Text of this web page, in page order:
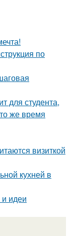
по
для студента,
же время
визиткой
кухней в
идеи